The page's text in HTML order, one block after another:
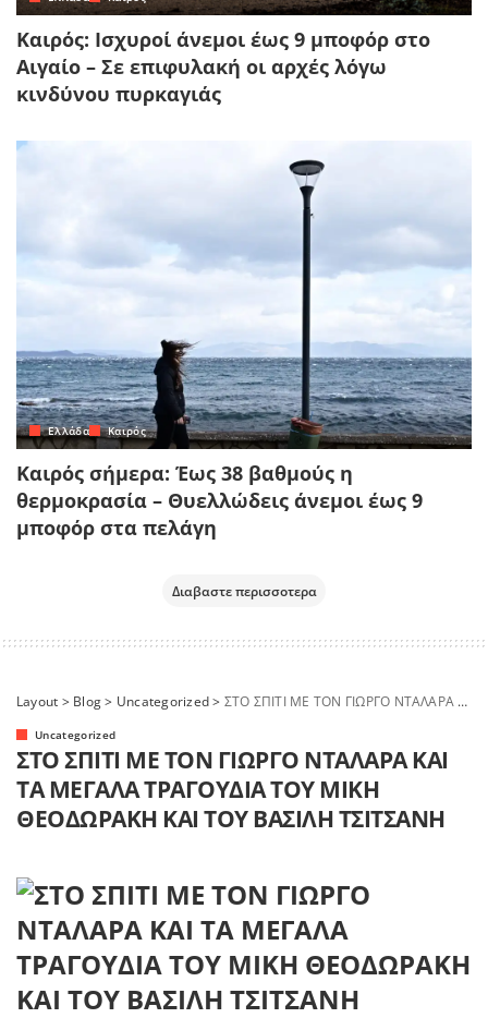
Καιρός: Ισχυροί άνεμοι έως 9 μποφόρ στο
Αιγαίο – Σε επιφυλακή οι αρχές λόγω
κινδύνου πυρκαγιάς
Ελλάδα Καιρός
Καιρός σήμερα: Έως 38 βαθμούς η
θερμοκρασία – Θυελλώδεις άνεμοι έως 9
μποφόρ στα πελάγη
Διαβαστε περισσοτερα
Layout > Blog> Uncategorized> ΣΤΟ ΣΠΙΤΙ ΜΕ ΤΟΝ ΓΙΩΡΓΟ ΝΤΑΛΑΡΑ ΚΑΙ ΤΑ ΜΕΓΑΛΑ ΤΡΑΓΟΥΔΙΑ ΤΟΥ ΜΙΚΗ ΘΕΟΔΩΡΑΚΗ ΚΑΙ ΤΟΥ ΒΑΣΙΛΗ ΤΣΙΤΣΑΝΗ
Uncategorized
ΣΤΟ ΣΠΙΤΙ ΜΕ ΤΟΝ ΓΙΩΡΓΟ ΝΤΑΛΑΡΑ ΚΑΙ
ΤΑ ΜΕΓΑΛΑ ΤΡΑΓΟΥΔΙΑ ΤΟΥ ΜΙΚΗ
ΘΕΟΔΩΡΑΚΗ ΚΑΙ ΤΟΥ ΒΑΣΙΛΗ ΤΣΙΤΣΑΝΗ